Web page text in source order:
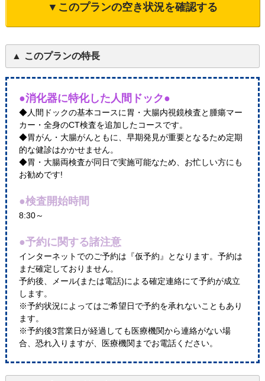
▼このプランの空き状況を確認する
このプランの特長
●消化器に特化した人間ドック●
◆人間ドックの基本コースに胃・大腸内視鏡検査と腫瘍マー
カー・全身のCT検査を追加したコースです。
◆胃がん・大腸がんともに、早期発見が重要となるため定期
的な健診はかかせません。
◆胃・大腸両検査が同日で実施可能なため、お忙しい方にも
お勧めです!
●検査開始時間
8:30～
●予約に関する諸注意
インターネットでのご予約は『仮予約』となります。予約は
まだ確定しておりません。
予約後、メール(または電話)による確定連絡にて予約が成立
します。
※予約状況によってはご希望日で予約を承れないこともあり
ます。
※予約後3営業日が経過しても医療機関から連絡がない場
合、恐れ入りますが、医療機関までお電話ください。